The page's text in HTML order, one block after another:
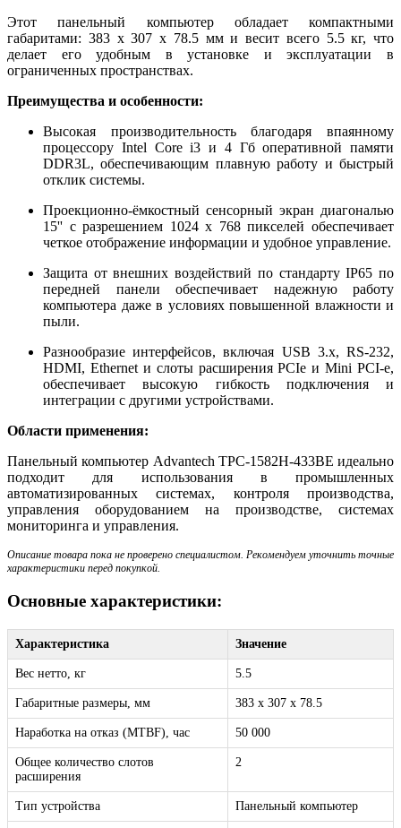
Этот панельный компьютер обладает компактными
габаритами: 383 x 307 x 78.5 мм и весит всего 5.5 кг, что
делает его удобным в установке и эксплуатации в
ограниченных пространствах.
Преимущества и особенности:
Высокая производительность благодаря впаянному
процессору Intel Core i3 и 4 Гб оперативной памяти
DDR3L, обеспечивающим плавную работу и быстрый
отклик системы.
Проекционно-ёмкостный сенсорный экран диагональю
15'' с разрешением 1024 x 768 пикселей обеспечивает
четкое отображение информации и удобное управление.
Защита от внешних воздействий по стандарту IP65 по
передней панели обеспечивает надежную работу
компьютера даже в условиях повышенной влажности и
пыли.
Разнообразие интерфейсов, включая USB 3.x, RS-232,
HDMI, Ethernet и слоты расширения PCIe и Mini PCI-e,
обеспечивает высокую гибкость подключения и
интеграции с другими устройствами.
Области применения:
Панельный компьютер Advantech TPC-1582H-433BE идеально
подходит для использования в промышленных
автоматизированных системах, контроля производства,
управления оборудованием на производстве, системах
мониторинга и управления.
Описание товара пока не проверено специалистом. Рекомендуем уточнить точные
характеристики перед покупкой.
Основные характеристики:
Характеристика Значение
Вес нетто, кг 5.5
Габаритные размеры, мм 383 x 307 x 78.5
Наработка на отказ (MTBF), час 50 000
Общее количество слотов
расширения
2
Тип устройства Панельный компьютер